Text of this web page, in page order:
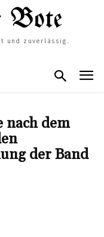
und zuverlässig.
nach dem
der Band